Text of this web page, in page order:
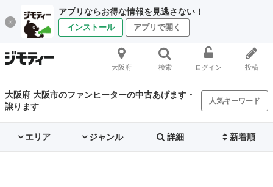
アプリならお得な情報を見逃さない！
インストール アプリで開く
大阪府 検索 ログイン 投稿
大阪府 大阪市のファンヒーターの中古あげます・
譲ります
人気キーワード
エリア ジャンル 詳細 新着順